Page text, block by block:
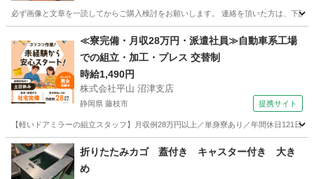
必ず画像と文章を一読してからご購入検討をお願いします。 連絡を頂いた方は、下
春日井駅 その他 カゴ
≪寮完備・月収28万円・派遣社員≫自動車系工場
での組立・加工・プレス 交替制
時給1,490円
株式会社平山 沼津支店
静岡県 藤枝市 提携サイト
【軽いドアミラーの組立スタッフ】月収例28万円以上／単身寮あり／年間休日121
静岡 藤枝市 その他
折りたたみカゴ 蓋付き キャスター付き 大き
め